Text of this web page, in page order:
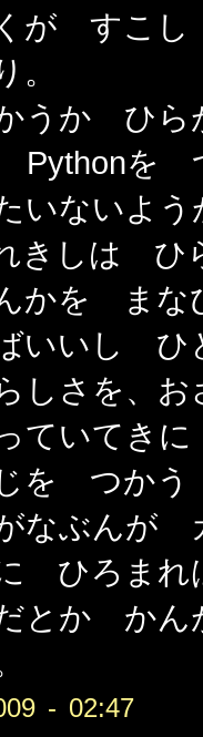
が すこ
うか ひら
Pythonを
いないよ
しは ひ
かを まな
いいし ひ
しさを、
ていてき
を つかう
なぶんが
に ひろま
とか かん
- 02:47